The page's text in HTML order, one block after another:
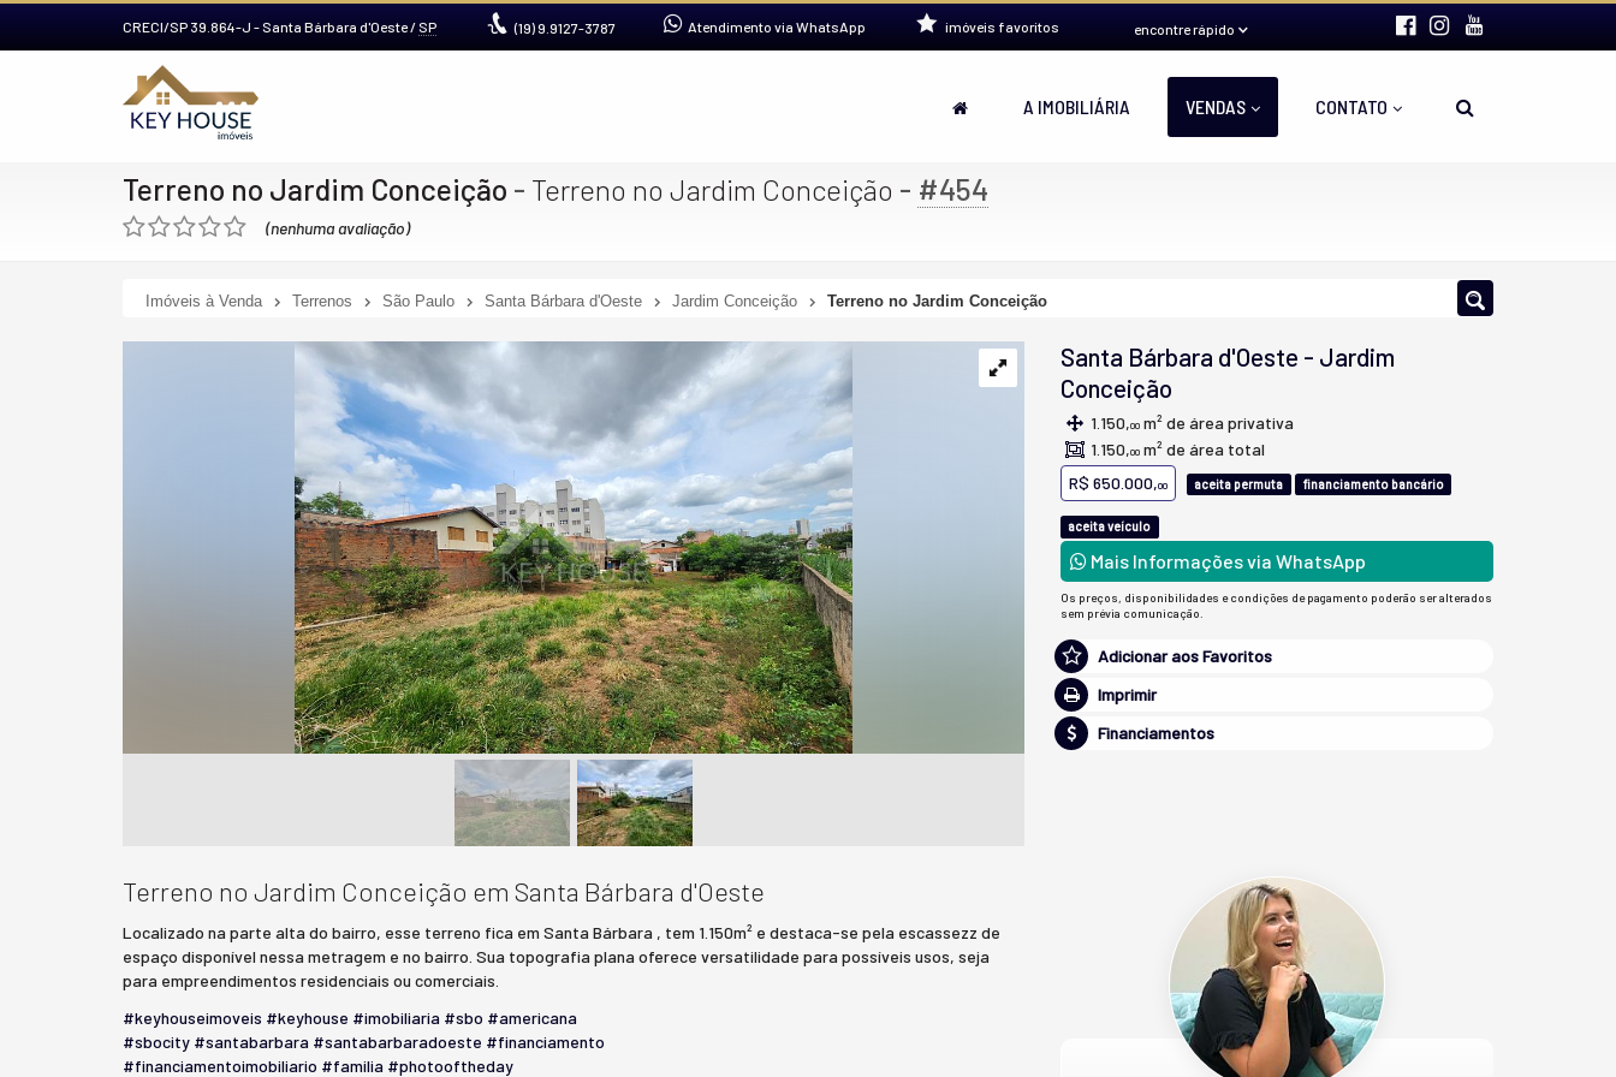
CRECI/SP 39.864-J - Santa Bárbara d'Oeste / SP (19)9.9127-3787 Atendimento via WhatsApp encontre rápido
imóveis favoritos
A IMOBILIÁRIA VENDAS CONTATO
Terreno no Jardim Conceição - Terreno no Jardim Conceição - #454
(nenhuma avaliação)
Imóveis à Venda Terrenos São Paulo Santa Bárbara d'Oeste Jardim Conceição Terreno no Jardim Conceição
Santa Bárbara d'Oeste - Jardim
Conceição
1.150,00 m² de área privativa
1.150,00 m² de área total
R$ 650.000,00 aceita permuta financiamento bancário
aceita veículo
Mais Informações via WhatsApp
Os preços, disponibilidades e condições de pagamento poderão ser alterados
sem prévia comunicação.
Adicionar aos Favoritos
Imprimir
Financiamentos
Terreno no Jardim Conceição em Santa Bárbara d'Oeste
Localizado na parte alta do bairro, esse terreno fica em Santa Bárbara , tem 1.150m² e destaca-se pela escassezz de
espaço disponível nessa metragem e no bairro. Sua topografia plana oferece versatilidade para possíveis usos, seja
para empreendimentos residenciais ou comerciais.
#keyhouseimoveis #keyhouse #imobiliaria #sbo #americana
#sbocity #santabarbara #santabarbaradoeste #financiamento
#financiamentoimobiliario #familia #photooftheday